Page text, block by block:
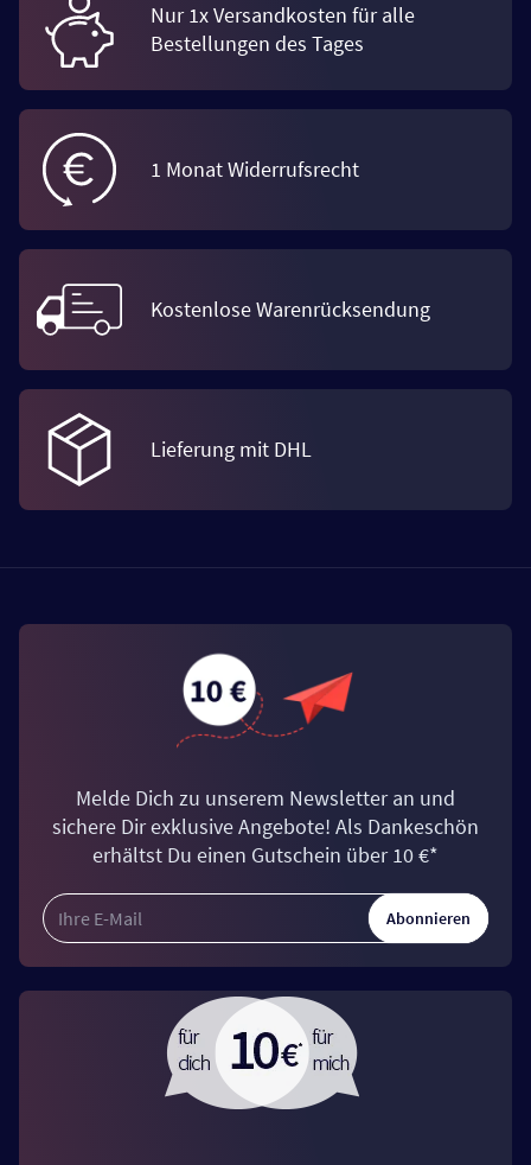
Nur 1x Versandkosten für alle
Bestellungen des Tages
1 Monat Widerrufsrecht
Kostenlose Warenrücksendung
Lieferung mit DHL
Melde Dich zu unserem Newsletter an und
sichere Dir exklusive Angebote! Als Dankeschön
erhältst Du einen Gutschein über 10 €*
Abonnieren